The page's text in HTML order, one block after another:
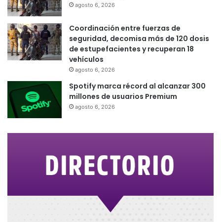
agosto 6, 2026
Coordinación entre fuerzas de
seguridad, decomisa más de 120 dosis
de estupefacientes y recuperan 18
vehículos
agosto 6, 2026
Spotify marca récord al alcanzar 300
millones de usuarios Premium
agosto 6, 2026